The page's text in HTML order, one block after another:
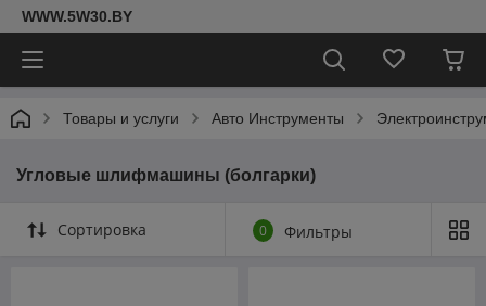
WWW.5W30.BY
Товары и услуги Авто Инструменты
Угловые шлифмашины (болгарки)
Сортировка 0 Фильтры